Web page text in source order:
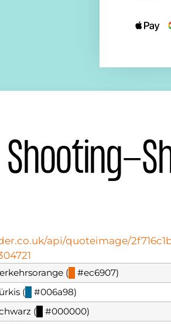
Shooting-
api/quoteimage/
(
#ec6907)
(
#006a98)
(
#000000)